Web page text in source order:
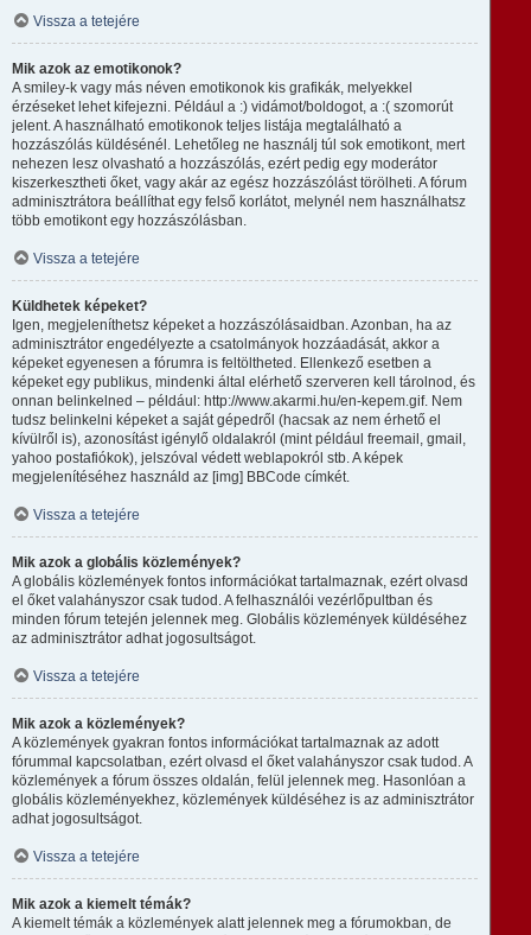
Vissza a tetejére
Mik azok az emotikonok?
A smiley-k vagy más néven emotikonok kis grafikák, melyekkel
érzéseket lehet kifejezni. Például a :) vidámot/boldogot, a :( szomorút
jelent. A használható emotikonok teljes listája megtalálható a
hozzászólás küldésénél. Lehetőleg ne használj túl sok emotikont, mert
nehezen lesz olvasható a hozzászólás, ezért pedig egy moderátor
kiszerkesztheti őket, vagy akár az egész hozzászólást törölheti. A fórum
adminisztrátora beállíthat egy felső korlátot, melynél nem használhatsz
több emotikont egy hozzászólásban.
Vissza a tetejére
Küldhetek képeket?
Igen, megjeleníthetsz képeket a hozzászólásaidban. Azonban, ha az
adminisztrátor engedélyezte a csatolmányok hozzáadását, akkor a
képeket egyenesen a fórumra is feltöltheted. Ellenkező esetben a
képeket egy publikus, mindenki által elérhető szerveren kell tárolnod, és
onnan belinkelned – például: http://www.akarmi.hu/en-kepem.gif. Nem
tudsz belinkelni képeket a saját gépedről (hacsak az nem érhető el
kívülről is), azonosítást igénylő oldalakról (mint például freemail, gmail,
yahoo postafiókok), jelszóval védett weblapokról stb. A képek
megjelenítéséhez használd az [img] BBCode címkét.
Vissza a tetejére
Mik azok a globális közlemények?
A globális közlemények fontos információkat tartalmaznak, ezért olvasd
el őket valahányszor csak tudod. A felhasználói vezérlőpultban és
minden fórum tetején jelennek meg. Globális közlemények küldéséhez
az adminisztrátor adhat jogosultságot.
Vissza a tetejére
Mik azok a közlemények?
A közlemények gyakran fontos információkat tartalmaznak az adott
fórummal kapcsolatban, ezért olvasd el őket valahányszor csak tudod. A
közlemények a fórum összes oldalán, felül jelennek meg. Hasonlóan a
globális közleményekhez, közlemények küldéséhez is az adminisztrátor
adhat jogosultságot.
Vissza a tetejére
Mik azok a kiemelt témák?
A kiemelt témák a közlemények alatt jelennek meg a fórumokban, de